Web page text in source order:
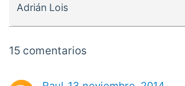
Adrián Lois
15 comentarios